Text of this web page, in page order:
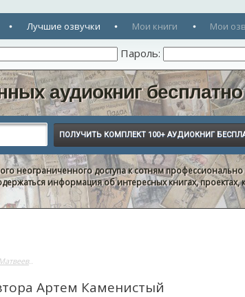
Лучшие озвучки Мои книги Мои
Пароль:
аудиокниг
неограниченного доступа к сотням
информация об интересных книгах,
..
Артем Каменистый